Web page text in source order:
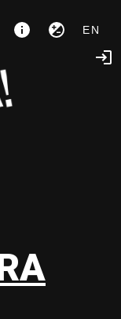
EN